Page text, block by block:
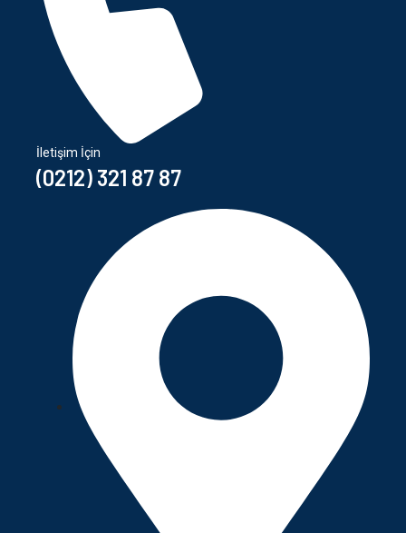
İletişim İçin
(0212) 321 87 87